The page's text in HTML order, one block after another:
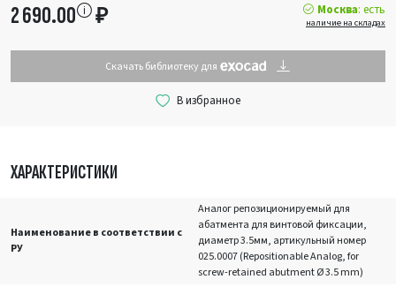
ХАРАКТЕРИСТИКИ
Наименование в соответствии с
РУ
Аналог репозиционируемый для
абатмента для винтовой фиксации,
диаметр 3.5мм, артикульный номер
025.0007 (Repositionable Analog, for
screw-retained abutment Ø 3.5 mm)
2 690.00 ₽ Москва: есть
наличие на складах
Скачать библиотеку для